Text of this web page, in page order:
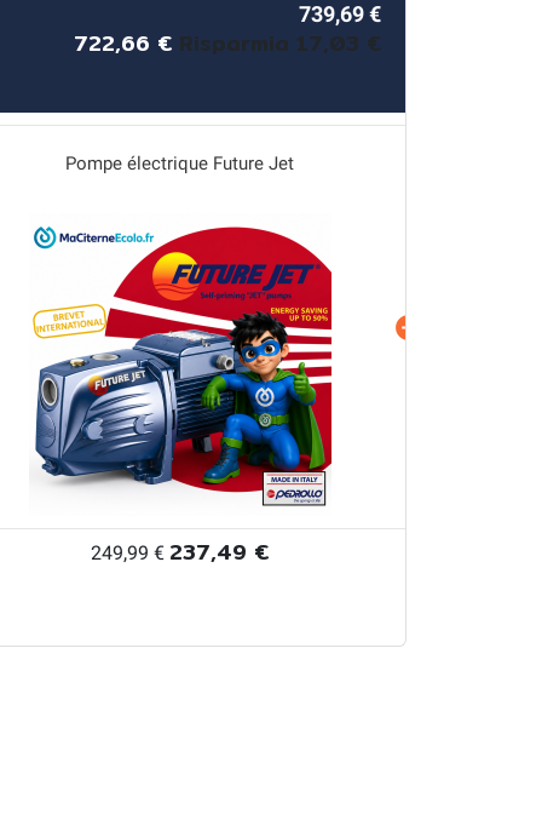
739,69 €
722,66 € Risparmia 17,03 €
Pompe électrique Future Jet
249,99 € 237,49 €